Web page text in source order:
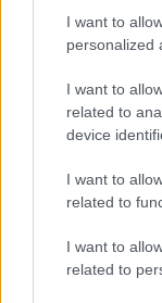
I want to
personalized
I want to
related to
device
I want to
related to
I want to
related to
Europei
Lara Gut:
Team Event
Rugby: All
A quanto